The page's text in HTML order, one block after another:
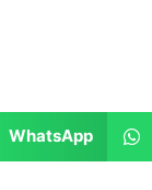
WhatsApp